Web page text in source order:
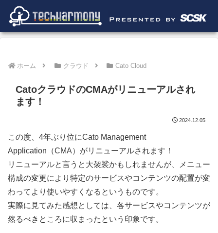
ホーム クラウド Cato Cloud
CatoクラウドのCMAがリニューアルされ
ます！
2024.12.05
この度、4年ぶり位にCato Management
Application（CMA）がリニューアルされます！
リニューアルと言うと大袈裟かもしれませんが、メニュー
構成の変更により特定のサービスやコンテンツの配置が変
わってより使いやすくなるというものです。
実際に見てみた感想としては、各サービスやコンテンツが
然るべきところに収まったという印象です。